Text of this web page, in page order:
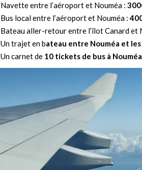
Navette entre l’aéroport et Nouméa :
Bus local entre l’aéroport et Nouméa :
Bateau aller-retour entre l’îlot Canard et
Un trajet en bateau entre Nouméa et
Un carnet de 10 tickets de bus à Nouméa